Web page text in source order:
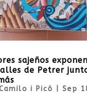
sajeños
de Petrer
i Picó Sep